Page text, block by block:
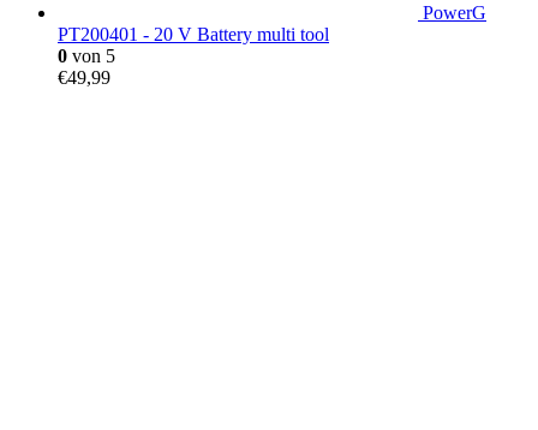
PowerG
PT200401 - 20 V Battery multi tool
0 von 5
€49,99